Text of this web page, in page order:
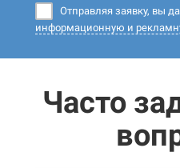
Отправляя заявку, вы
информационную и
Часто